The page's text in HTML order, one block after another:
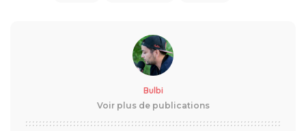
Bulbi
Voir plus de publications